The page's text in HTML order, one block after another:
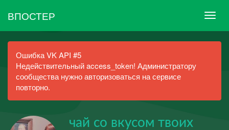
ВПОСТЕР
Ошибка VK API #5
Недействительный access_token! Администратору
сообщества нужно авторизоваться на сервисе
повторно.
чай со вкусом твоих